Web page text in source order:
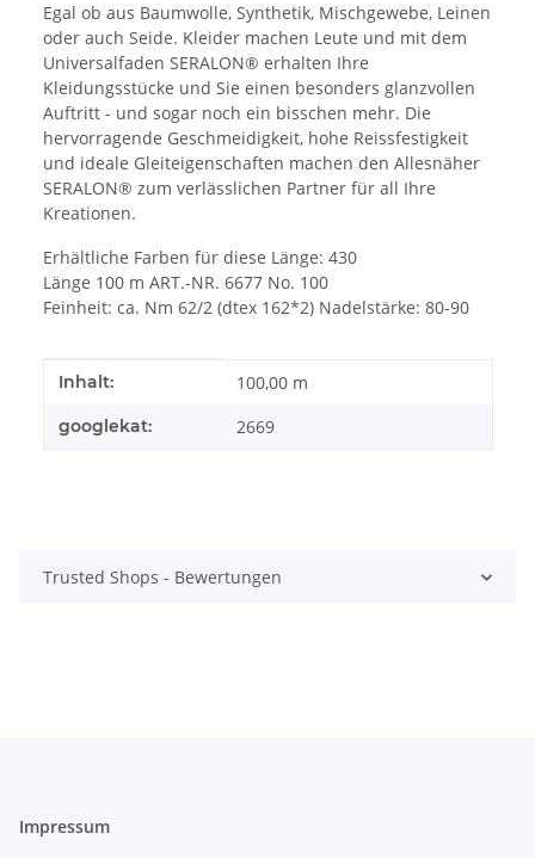
Egal ob aus Baumwolle, Synthetik, Mischgewebe, Leinen
oder auch Seide. Kleider machen Leute und mit dem
Universalfaden SERALON® erhalten Ihre
Kleidungsstücke und Sie einen besonders glanzvollen
Auftritt - und sogar noch ein bisschen mehr. Die
hervorragende Geschmeidigkeit, hohe Reissfestigkeit
und ideale Gleiteigenschaften machen den Allesnäher
SERALON® zum verlässlichen Partner für all Ihre
Kreationen.
Erhältliche Farben für diese Länge: 430
Länge 100 m ART.-NR. 6677 No. 100
Feinheit: ca. Nm 62/2 (dtex 162*2) Nadelstärke: 80-90
Produkteigenschaft
Wert
Inhalt: 100,00 m
googlekat: 2669
Trusted Shops - Bewertungen
Impressum